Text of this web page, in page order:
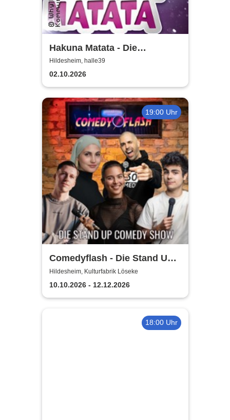
Hakuna Matata - Die
einzigartige große
Kindermusical-Gala
Hildesheim, halle39
02.10.2026
19:00 Uhr
Comedyflash - Die Stand Up
Comedy Show in Hildesheim
Hildesheim, Kulturfabrik Löseke
10.10.2026 - 12.12.2026
18:00 Uhr